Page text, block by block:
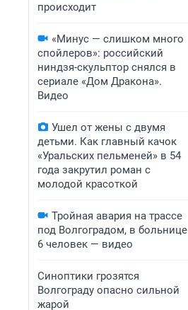
происходит
«Минус — слишком много
спойлеров»: российский
ниндзя-скульптор снялся в
сериале «Дом Дракона».
Видео
Ушел от жены с двумя
детьми. Как главный качок
«Уральских пельменей» в 54
года закрутил роман с
молодой красоткой
Тройная авария на трассе
под Волгоградом, в больнице
6 человек — видео
Синоптики грозятся
Волгограду опасно сильной
жарой